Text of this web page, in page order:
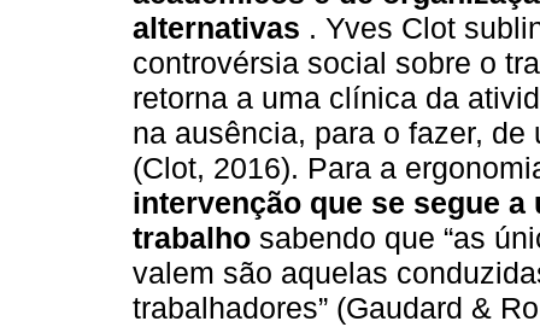
alternativas . Yves Clot
controvérsia social sobre o
retorna a uma clínica da
na ausência, para o fazer,
(Clot, 2016). Para a
intervenção que se segue
trabalho sabendo que “as
valem são aquelas
trabalhadores” (Gaudard &